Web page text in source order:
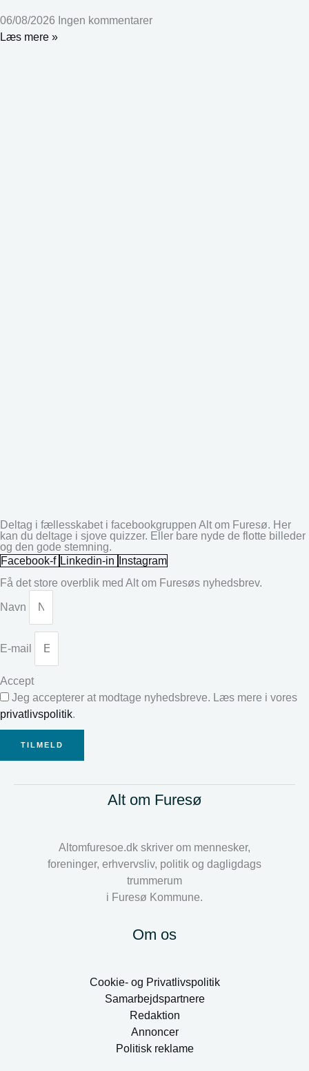
06/08/2026 Ingen kommentarer
Læs mere »
Deltag i fællesskabet i facebookgruppen Alt om Furesø. Her
kan du deltage i sjove quizzer. Eller bare nyde de flotte billeder
og den gode stemning.
Facebook-f Linkedin-in
Instagram
Få det store overblik med Alt om Furesøs nyhedsbrev.
Navn
E-mail
Accept
Jeg accepterer at modtage nyhedsbreve. Læs mere i vores
privatlivspolitik.
TILMELD
Alt om Furesø
Altomfuresoe.dk skriver om mennesker,
foreninger, erhvervsliv, politik og dagligdags
trummerum
i Furesø Kommune.
Om os
Cookie- og Privatlivspolitik
Samarbejdspartnere
Redaktion
Annoncer
Politisk reklame